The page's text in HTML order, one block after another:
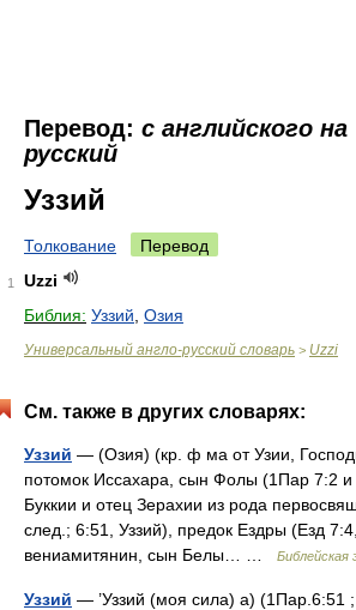
Перевод: с английского на
русский
Уззий
Толкование Перевод
1
Uzzi
Библия: Уззий Озия
Универсальный англо-русский словарь > Uzzi
См. также в других словарях:
Уззий — (Озия) (кр. ф ма от Узии,
потомок Иссахара, сын Фолы (1Пар 7:2
Буккии и отец Зерахии из рода
след.; 6:51, Уззий), предок Ездры (Езд
вениамитянин, сын Белы… …
Библейская
Уззий — ’Уззий (моя сила) а) (1Пар.6:51